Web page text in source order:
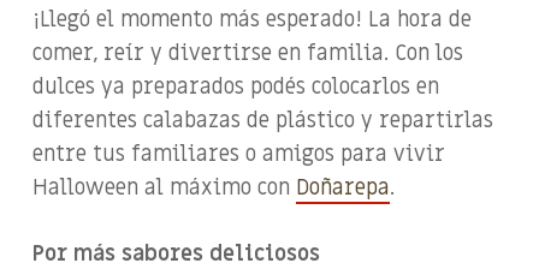
¡Llegó el momento más esperado! La hora de
comer, reír y divertirse en familia. Con los
dulces ya preparados podés colocarlos en
diferentes calabazas de plástico y repartirlas
entre tus familiares o amigos para vivir
Halloween al máximo con Doñarepa.
Por más sabores deliciosos